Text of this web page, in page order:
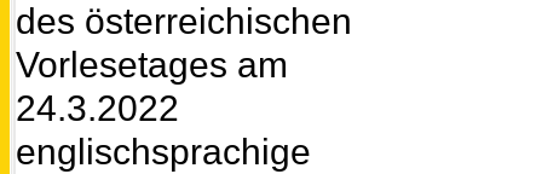
des österreichischen
Vorlesetages am
24.3.2022
englischsprachige